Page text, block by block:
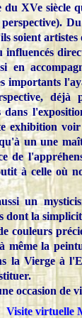
du XVe siècle
soient artistes
en
importants
déjà
dans
exhibition
un une
de
à celle où
un
dont la
couleurs
même la
la Vierge à
occasion de
Visite virtuelle